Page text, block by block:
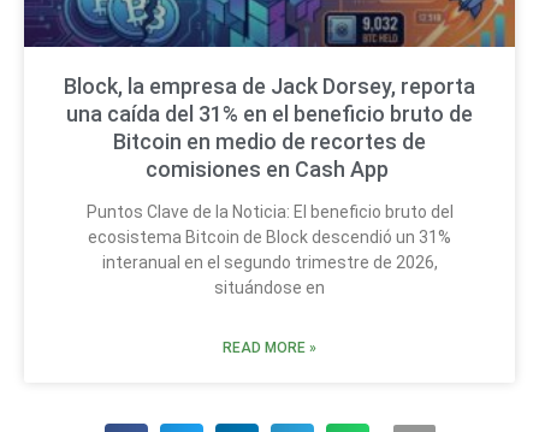
Block, la empresa de Jack Dorsey, reporta
una caída del 31% en el beneficio bruto de
Bitcoin en medio de recortes de
comisiones en Cash App
Puntos Clave de la Noticia: El beneficio bruto del
ecosistema Bitcoin de Block descendió un 31%
interanual en el segundo trimestre de 2026,
situándose en
READ MORE »